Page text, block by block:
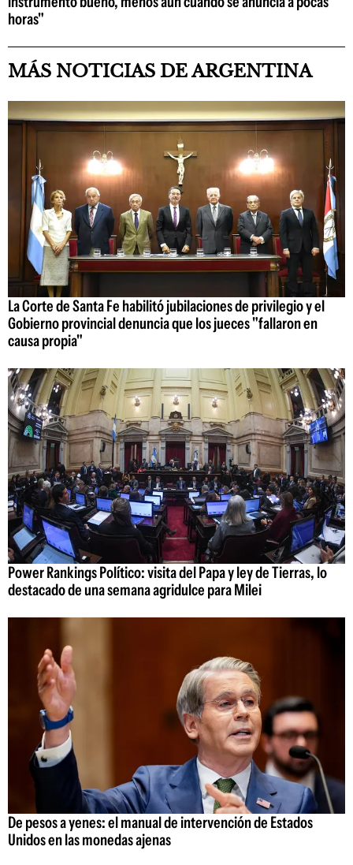
horas"
MÁS NOTICIAS DE ARGENTINA
La Corte de Santa Fe habilitó jubilaciones de privilegio y el
Gobierno provincial denuncia que los jueces "fallaron en
causa propia"
Power Rankings Político: visita del Papa y ley de Tierras, lo
destacado de una semana agridulce para Milei
De pesos a yenes: el manual de intervención de Estados
Unidos en las monedas ajenas